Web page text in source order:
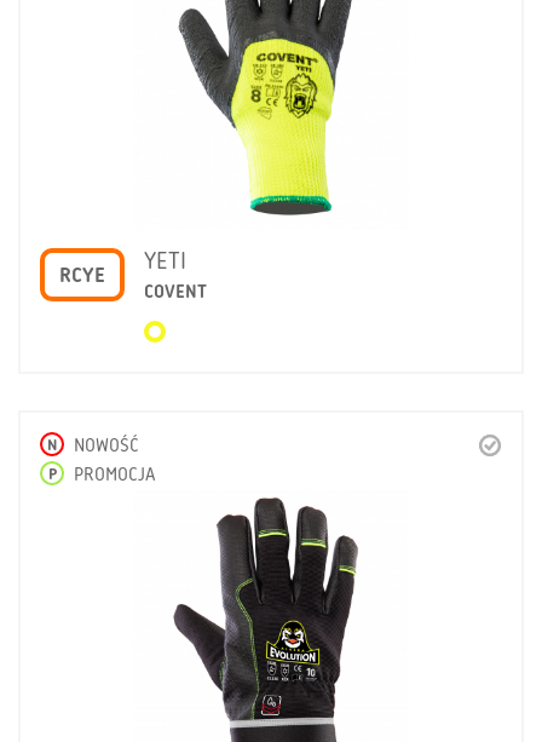
RCYE
YETI
COVENT
N NOWOŚĆ
P PROMOCJA